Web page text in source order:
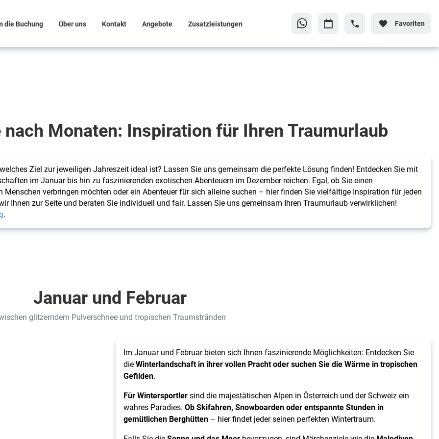
die Buchung Über uns Kontakt Angebote Zusatzleistungen Favoriten
Monaten: Inspiration für Ihren Traumurlaub
Ziel zur jeweiligen Jahreszeit ideal ist? Lassen Sie uns gemeinsam die perfekte Lösung finden! Entdecken Sie mit
im Januar bis hin zu faszinierenden exotischen Abenteuern im Dezember reichen. Egal, ob Sie einen
verbringen möchten oder ein Abenteuer für sich alleine suchen – hier finden Sie vielfältige Inspiration für jeden
Ihnen zur Seite und beraten Sie individuell und fair. Lassen Sie uns gemeinsam Ihren Traumurlaub verwirklichen!
.
Januar und Februar
glitzerndem Pulverschnee und tropischen Traumstränden
Im Januar und Februar bieten sich Ihnen faszinierende Möglichkeiten: Entdecken Sie
dieWinterlandschaft in ihrer vollen Pracht oder suchen Sie die Wärme in tropischen
Gefilden.
Für Wintersportlersind die majestätischen Alpen in Österreich und der Schweiz ein
wahres Paradies. Ob Skifahren, Snowboarden oder entspannte Stunden in
gemütlichen Berghütten – hier findet jeder seinen perfekten Wintertraum.